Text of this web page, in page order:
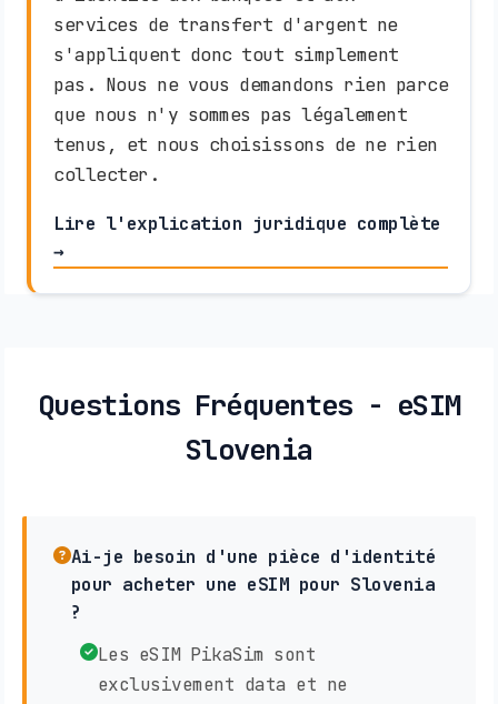
services de transfert d'argent ne
s'appliquent donc tout simplement
pas. Nous ne vous demandons rien parce
que nous n'y sommes pas légalement
tenus, et nous choisissons de ne rien
collecter.
Lire l'explication juridique complète
→
Questions Fréquentes - eSIM
Slovenia
Ai-je besoin d'une pièce d'identité
pour acheter une eSIM pour Slovenia
?
Les eSIM PikaSim sont
exclusivement data et ne